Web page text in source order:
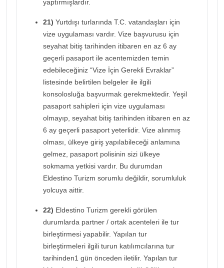
yaptırmışlardır.
21) Yurtdışı turlarında T.C. vatandaşları için
vize uygulaması vardır. Vize başvurusu için
seyahat bitiş tarihinden itibaren en az 6 ay
geçerli pasaport ile acentemizden temin
edebileceğiniz “Vize İçin Gerekli Evraklar”
listesinde belirtilen belgeler ile ilgili
konsolosluğa başvurmak gerekmektedir. Yeşil
pasaport sahipleri için vize uygulaması
olmayıp, seyahat bitiş tarihinden itibaren en az
6 ay geçerli pasaport yeterlidir. Vize alınmış
olması, ülkeye giriş yapılabileceği anlamına
gelmez, pasaport polisinin sizi ülkeye
sokmama yetkisi vardır. Bu durumdan
Eldestino Turizm sorumlu değildir, sorumluluk
yolcuya aittir.
22) Eldestino Turizm gerekli görülen
durumlarda partner / ortak acenteleri ile tur
birleştirmesi yapabilir. Yapılan tur
birleştirmeleri ilgili turun katılımcılarına tur
tarihinden1 gün önceden iletilir. Yapılan tur